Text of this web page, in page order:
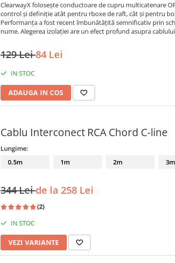
ClearwayX folosește conductoare de cupru multicatenare
control și definiție atât pentru rboxe de raft, cât și pentru
Performanța a fost recent îmbunătățită semnificativ prin
nume. Alegerea izolației are un efect profund asupra
129 Lei84 Lei
IN STOC
ADAUGA IN COS
Cablu Interconect RCA Chord C-line
Lungime:
0.5m
1m 2m 3m
344 Leide la 258 Lei
(2)
IN STOC
VEZI VARIANTE